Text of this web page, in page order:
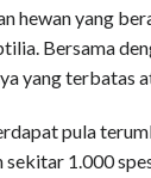
hewan yang
Bersama
yang terbatas
pula
sekitar 1.000